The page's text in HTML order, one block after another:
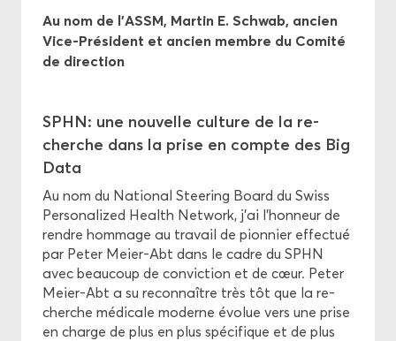
Au nom de l’ASSM, Mar­tin E. Schwab, an­cien
Vice-​Président et an­cien membre du Co­mi­té
de di­rec­tion
SPHN: une nou­velle culture de la re­
cherche dans la prise en compte des Big
Data
Au nom du Na­tio­nal Stee­ring Board du Swiss
Per­so­na­li­zed Health Net­work, j’ai l’hon­neur de
rendre hom­mage au tra­vail de pion­nier ef­fec­tué
par Peter Meier-​Abt dans le cadre du SPHN
avec beau­coup de convic­tion et de cœur. Peter
Meier-​Abt a su re­con­naître très tôt que la re­
cherche mé­di­cale mo­derne évo­lue vers une prise
en charge de plus en plus spé­ci­fique et de plus